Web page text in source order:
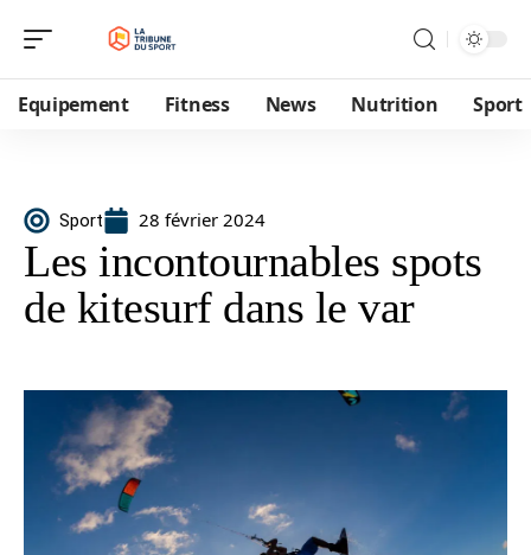
Equipement Fitness News Nutrition Sport
Sport 28 février 2024
Les incontournables spots
de kitesurf dans le var